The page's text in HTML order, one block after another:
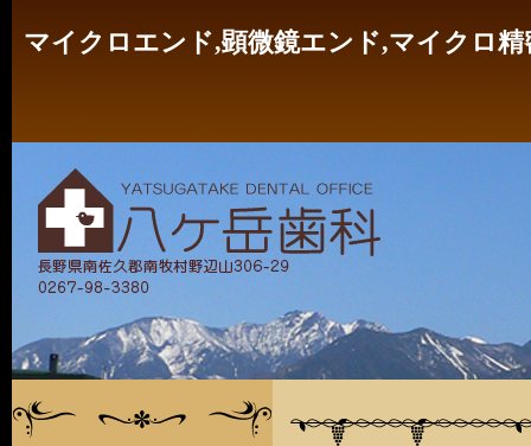
マイクロエンド,顕微鏡エンド,マイクロ